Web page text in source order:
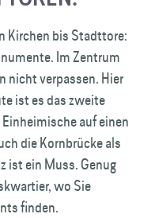
Kirchen bis Stadttore:
Im Zentrum
nicht verpassen. Hier
ist es das zweite
auf einen
die Kornbrücke als
ist ein Muss. Genug
wo Sie
finden.